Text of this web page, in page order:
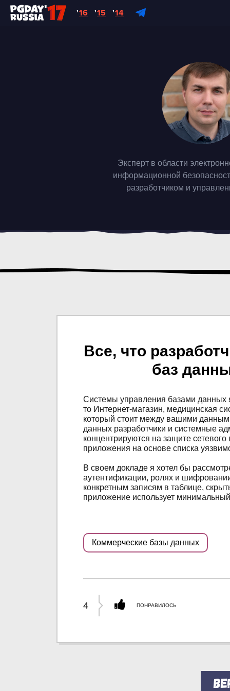
'16 '15 '14
Эксперт в области
информационной
разработчиком и
Все, что
баз
Системы управления базами данных
то Интернет-магазин, медицинская
который стоит между вашими
данных разработчики и системные
концентрируются на защите
приложения на основе списка
В своем докладе я хотел бы
аутентификации, ролях и
конкретным записям в таблице,
приложение использует
Коммерческие базы данных
4 ПОНРАВИЛОСЬ